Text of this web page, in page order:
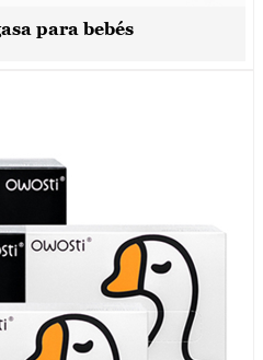
para bebés